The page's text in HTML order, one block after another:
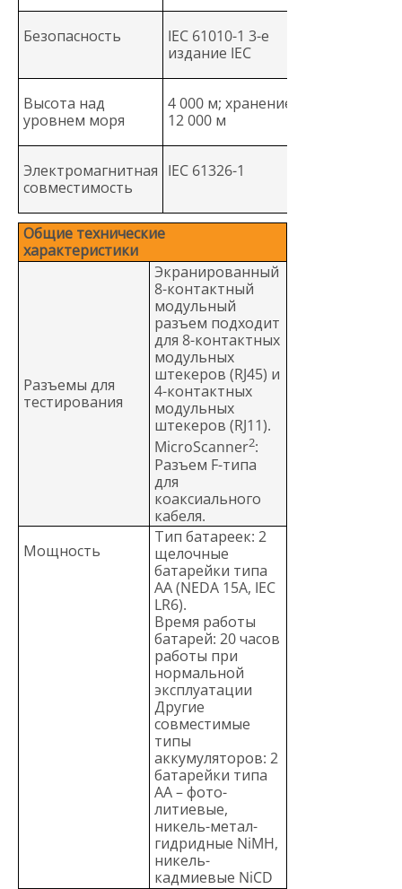
Безопасность
IEC 61010-1 3-е
издание IEC
Высота над
уровнем моря
4 000 м; хранение:
12 000 м
Электромагнитная
совместимость
IEC 61326-1
Общие технические
характеристики
Разъемы для
тестирования
Экранированный
8-контактный
модульный
разъем подходит
для 8-контактных
модульных
штекеров (RJ45) и
4-контактных
модульных
штекеров (RJ11).
MicroScanner2:
Разъем F-типа
для
коаксиального
кабеля.
Мощность
Тип батареек: 2
щелочные
батарейки типа
AA (NEDA 15A, IEC
LR6).
Время работы
батарей: 20 часов
работы при
нормальной
эксплуатации
Другие
совместимые
типы
аккумуляторов: 2
батарейки типа
AA – фото-
литиевые,
никель-метал-
гидридные NiMH,
никель-
кадмиевые NiCD